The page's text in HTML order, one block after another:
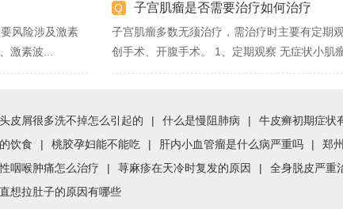
风险涉及激素
激素波...
子宫肌瘤是否需要治疗如何治疗
子宫肌瘤多数无须治疗，需治疗时主要有定期
创手术、开腹手术。 1、定期观察 无症状小肌
头皮屑很多洗不掉怎么引起的 | 什么是慢阻肺病 | 牛皮癣初期症状
饮食 | 桃胶孕妇能不能吃 | 肝内小血管瘤是什么病严重吗 | 郑
咽喉肿痛怎么治疗 | 荨麻疹在天冷时复发的原因 | 全身脱皮严重
想拉肚子的原因有哪些